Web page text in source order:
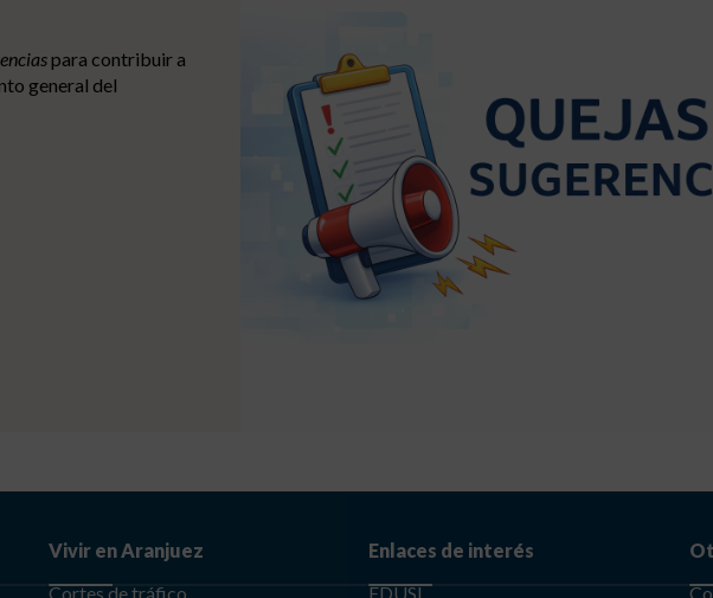
Vivir en Aranjuez
Cortes de tráfico
Enlaces de interés
EDUSI